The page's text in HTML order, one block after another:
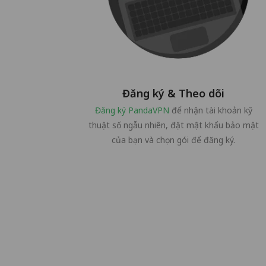
Đăng ký & Theo dõi
Đăng ký PandaVPN để nhận tài khoản kỹ
thuật số ngẫu nhiên, đặt mật khẩu bảo mật
của bạn và chọn gói để đăng ký.